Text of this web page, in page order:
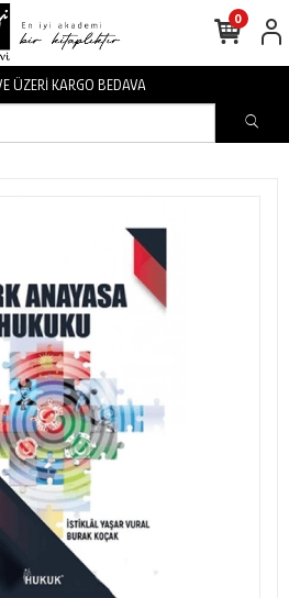
3000 TL VE ÜZERİ KARGO BEDAVA
0